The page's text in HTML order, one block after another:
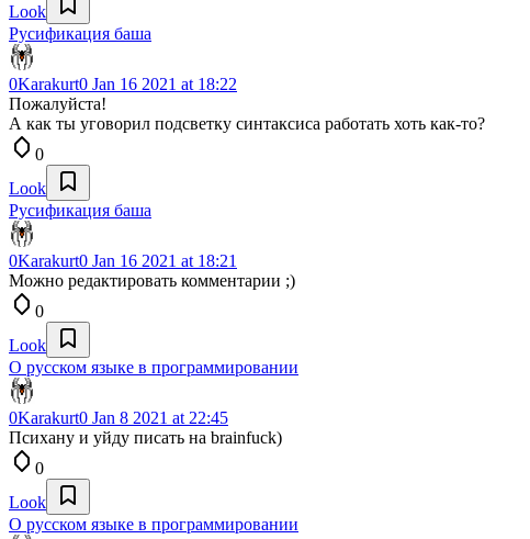
Look
Русификация баша
0Karakurt0 Jan 16 2021 at 18:22
Пожалуйста!
А как ты уговорил подсветку синтаксиса работать хоть как-то?
0
Look
Русификация баша
0Karakurt0 Jan 16 2021 at 18:21
Можно редактировать комментарии ;)
0
Look
О русском языке в программировании
0Karakurt0 Jan 8 2021 at 22:45
Психану и уйду писать на brainfuck)
0
Look
О русском языке в программировании